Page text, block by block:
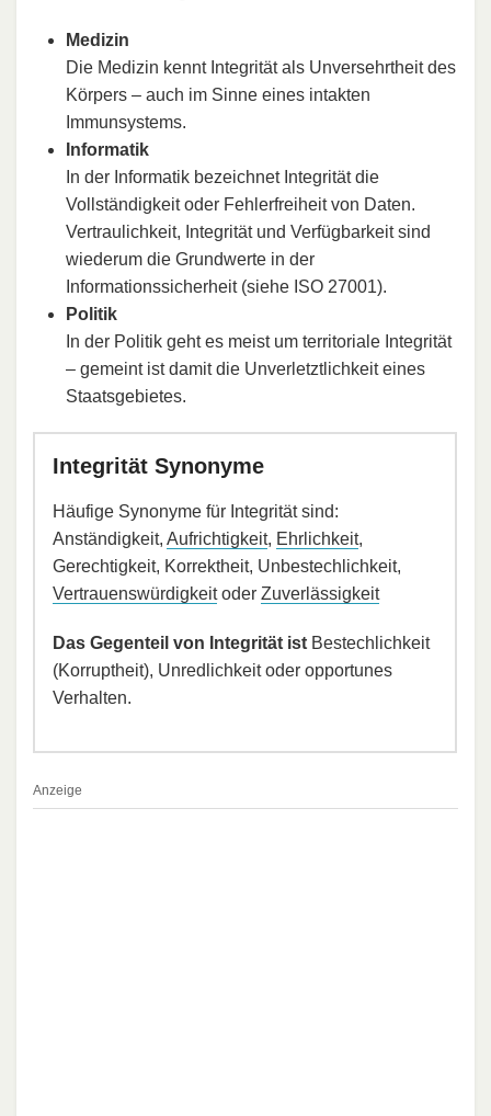
Medizin
Die Medizin kennt Integrität als Unversehrtheit des
Körpers – auch im Sinne eines intakten
Immunsystems.
Informatik
In der Informatik bezeichnet Integrität die
Vollständigkeit oder Fehlerfreiheit von Daten.
Vertraulichkeit, Integrität und Verfügbarkeit sind
wiederum die Grundwerte in der
Informationssicherheit (siehe ISO 27001).
Politik
In der Politik geht es meist um territoriale Integrität
– gemeint ist damit die Unverletztlichkeit eines
Staatsgebietes.
Integrität Synonyme
Häufige Synonyme für Integrität sind:
Anständigkeit, Aufrichtigkeit, Ehrlichkeit,
Gerechtigkeit, Korrektheit, Unbestechlichkeit,
Vertrauenswürdigkeitoder Zuverlässigkeit
Das Gegenteil von Integrität ist Bestechlichkeit
(Korruptheit), Unredlichkeit oder opportunes
Verhalten.
Anzeige